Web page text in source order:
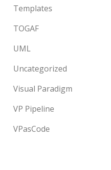
Templates
TOGAF
UML
Uncategorized
Visual Paradigm
VP Pipeline
VPasCode